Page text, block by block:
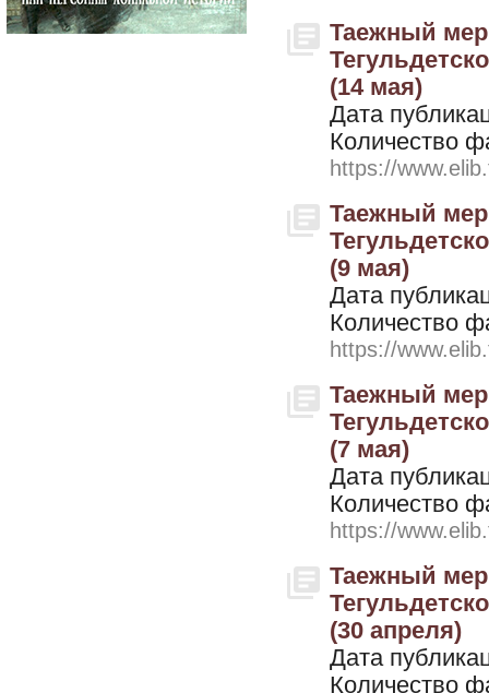
Таежный
(14 мая)
Дата
Количество
https://
Таежный
(9 мая)
Дата
Количество
https://
Таежный
(7 мая)
Дата
Количество
https://
Таежный
(30 апреля)
Дата
Количество